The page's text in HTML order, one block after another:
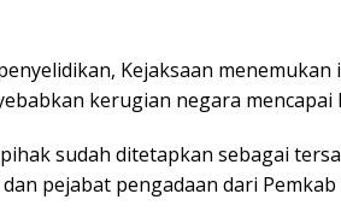
Kejaksaan
kerugian negara mencapai
sudah ditetapkan sebagai
pejabat pengadaan dari